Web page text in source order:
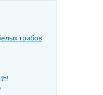
грибов